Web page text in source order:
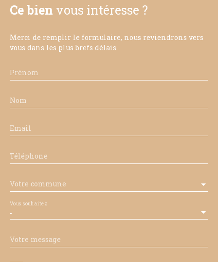
Ce bien vous intéresse ?
Merci de remplir le formulaire, nous reviendrons vers
vous dans les plus brefs délais.
Prénom
Nom
Email
Téléphone
Votre commune
-
Vous souhaitez
Votre message